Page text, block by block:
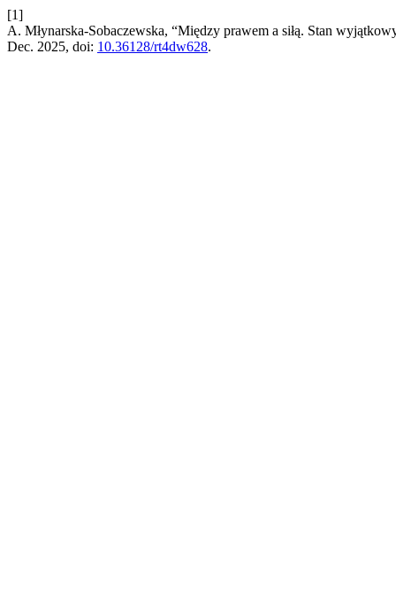
[1]
A. Młynarska-Sobaczewska, “Między prawem a siłą. Stan
Dec. 2025, doi: 10.36128/rt4dw628.